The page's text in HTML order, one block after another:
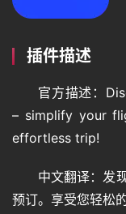
插件描述
官方描述：
– simplify your
effortless trip!
中文翻译：发
预订。享受您轻松的